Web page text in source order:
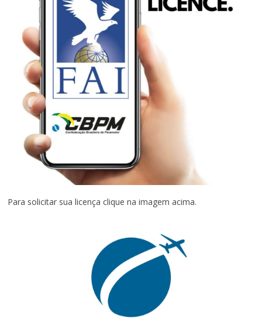
Para solicitar sua licença clique na imagem acima.